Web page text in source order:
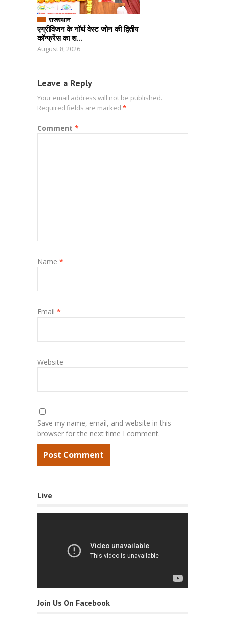
राजस्थान
एग्रीविजन के नॉर्थ वेस्ट जोन की द्वितीय
कॉन्फ्रेंस का श...
August 8, 2026
Leave a Reply
Your email address will not be published.
Required fields are marked *
Comment *
Name *
Email *
Website
Save my name, email, and website in this
browser for the next time I comment.
Live
Join Us On Facebook